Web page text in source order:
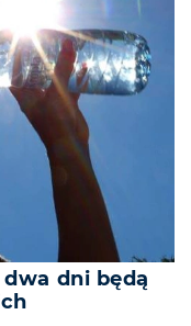
dni będą